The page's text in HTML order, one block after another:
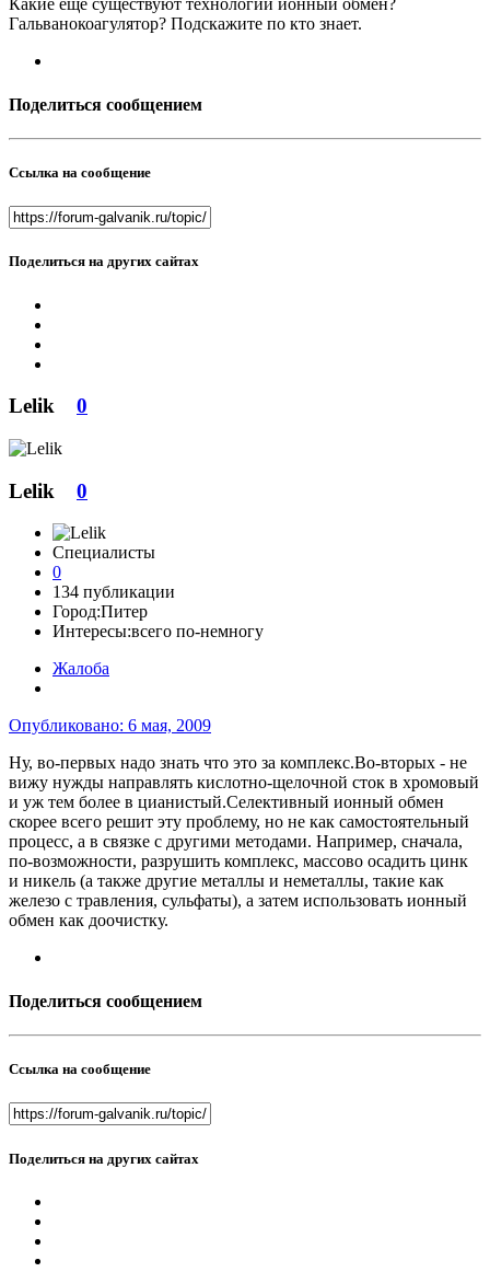
Какие еще существуют технологии ионный обмен?
Гальванокоагулятор? Подскажите по кто знает.
Поделиться сообщением
Ссылка на сообщение
Поделиться на других сайтах
Lelik 0
Lelik 0
Специалисты
0
134 публикации
Город:Питер
Интересы:всего по-немногу
Жалоба
Опубликовано: 6 мая, 2009
Ну, во-первых надо знать что это за комплекс.Во-вторых - не
вижу нужды направлять кислотно-щелочной сток в хромовый
и уж тем более в цианистый.Селективный ионный обмен
скорее всего решит эту проблему, но не как самостоятельный
процесс, а в связке с другими методами. Например, сначала,
по-возможности, разрушить комплекс, массово осадить цинк
и никель (а также другие металлы и неметаллы, такие как
железо с травления, сульфаты), а затем использовать ионный
обмен как доочистку.
Поделиться сообщением
Ссылка на сообщение
Поделиться на других сайтах